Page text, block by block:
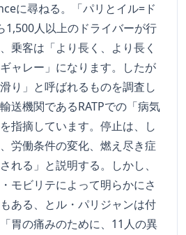
に尋ねる。「パリとイル=ド
1,500人以上のドライバーが行
乗客は「より長く、より長く
ャレー」になります。したが
り」と呼ばれるものを調査し
送機関であるRATPでの「病気
指摘しています。停止は、し
労働条件の変化、燃え尽き症
れる」と説明する。しかし、
モビリテによって明らかにさ
ある、とル・パリジャンは付
胃の痛みのために、11人の異